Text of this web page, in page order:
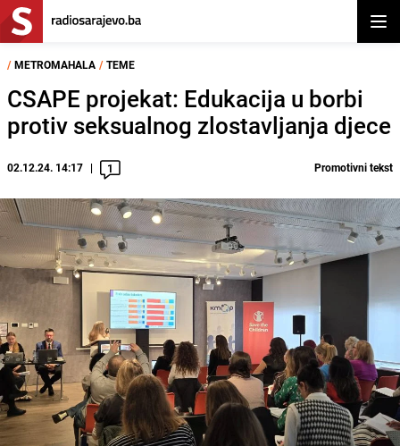
/ METROMAHALA / TEME
CSAPE projekat: Edukacija u borbi
protiv seksualnog zlostavljanja djece
02.12.24. 14:17 1 Promotivni tekst